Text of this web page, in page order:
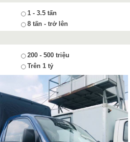
1 - 3.5 tấn
8 tấn - trở lên
200 - 500 triệu
Trên 1 tỷ